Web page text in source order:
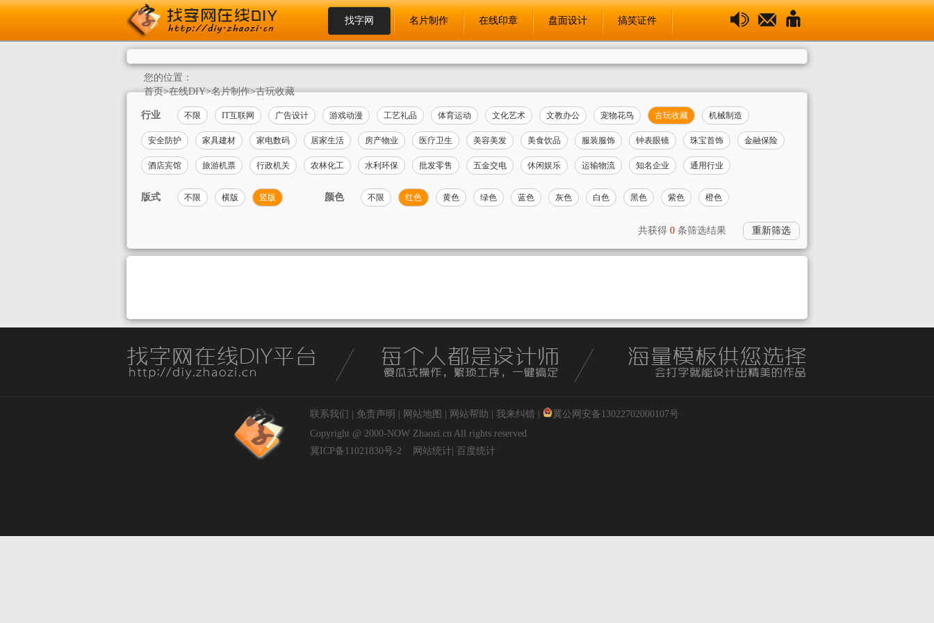
找字网 名片制作 在线印章 盘面设计 搞笑证件
您的位置：
首页>在线DIY>名片制作>古玩收藏
行业 不限 IT互联网 广告设计 游戏动漫 工艺礼品 体育运动 文化艺术 文教办公 宠物花鸟 古玩收藏 机械制造
安全防护 家具建材 家电数码 居家生活 房产物业 医疗卫生 美容美发 美食饮品 服装服饰 钟表眼镜 珠宝首饰 金融保险
酒店宾馆 旅游机票 行政机关 农林化工 水利环保 批发零售 五金交电 休闲娱乐 运输物流 知名企业 通用行业
版式 不限 横版 竖版 颜色 不限 红色 黄色 绿色 蓝色 灰色 白色 黑色 紫色 橙色
共获得 0 条筛选结果 重新筛选
联系我们 免责声明 网站地图 网站帮助 我来纠错
冀公网安备13022702000107号
Copyright @ 2000-NOW Zhaozi.cn All rights reserved
冀ICP备11021830号-2
网站统计 百度统计